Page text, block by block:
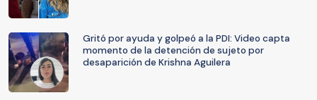
Gritó por ayuda y golpeó a la PDI: Video capta
momento de la detención de sujeto por
desaparición de Krishna Aguilera